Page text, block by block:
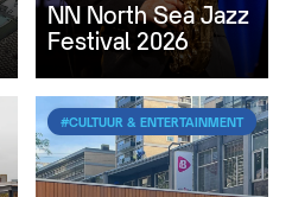
NN North Sea Jazz
Festival 2026
#CULTUUR & ENTERTAINMENT